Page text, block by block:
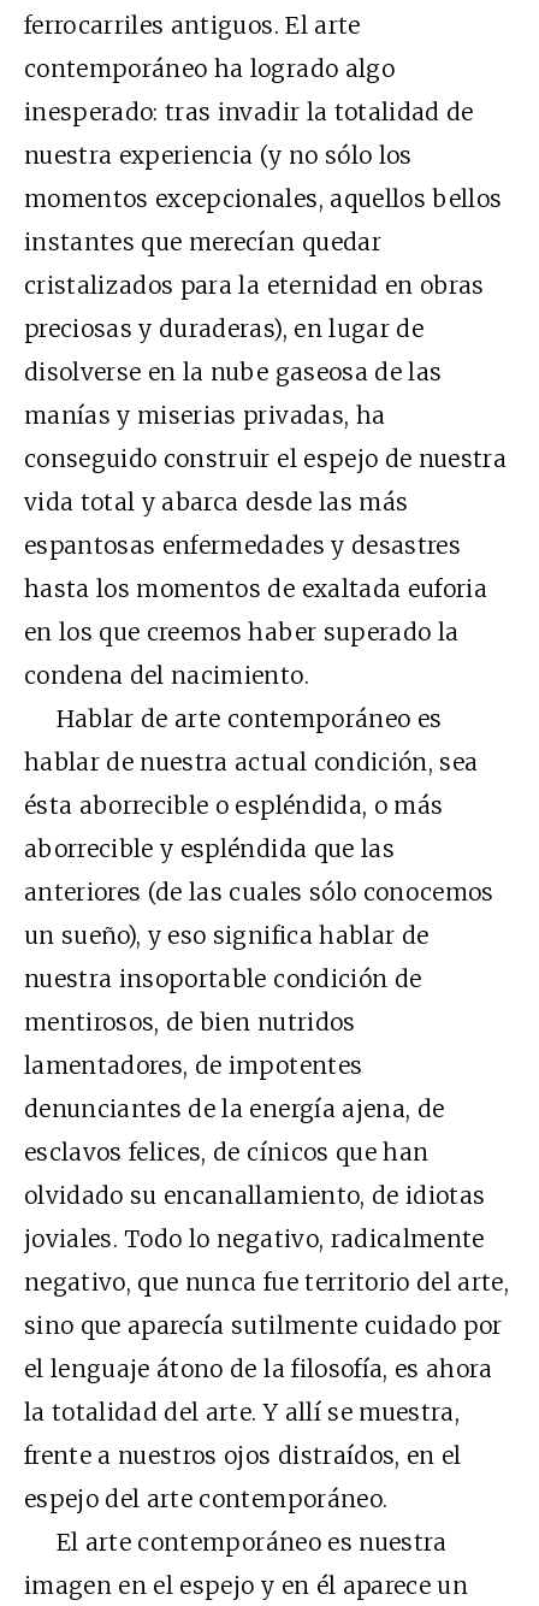
ferrocarriles antiguos. El arte
contemporáneo ha logrado algo
inesperado: tras invadir la totalidad de
nuestra experiencia (y no sólo los
momentos excepcionales, aquellos bellos
instantes que merecían quedar
cristalizados para la eternidad en obras
preciosas y duraderas), en lugar de
disolverse en la nube gaseosa de las
manías y miserias privadas, ha
conseguido construir el espejo de nuestra
vida total y abarca desde las más
espantosas enfermedades y desastres
hasta los momentos de exaltada euforia
en los que creemos haber superado la
condena del nacimiento.
Hablar de arte contemporáneo es
hablar de nuestra actual condición, sea
ésta aborrecible o espléndida, o más
aborrecible y espléndida que las
anteriores (de las cuales sólo conocemos
un sueño), y eso significa hablar de
nuestra insoportable condición de
mentirosos, de bien nutridos
lamentadores, de impotentes
denunciantes de la energía ajena, de
esclavos felices, de cínicos que han
olvidado su encanallamiento, de idiotas
joviales. Todo lo negativo, radicalmente
negativo, que nunca fue territorio del arte,
sino que aparecía sutilmente cuidado por
el lenguaje átono de la filosofía, es ahora
la totalidad del arte. Y allí se muestra,
frente a nuestros ojos distraídos, en el
espejo del arte contemporáneo.
El arte contemporáneo es nuestra
imagen en el espejo y en él aparece un